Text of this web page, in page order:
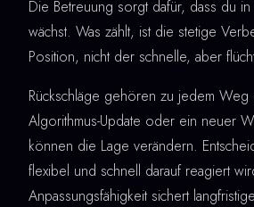
Die Betreuung sorgt dafür, dass du
wächst. Was zählt, ist die stetige
Position, nicht der schnelle, aber
Rückschläge gehören zu jedem Weg
Algorithmus-Update oder ein neuer
können die Lage verändern.
flexibel und schnell darauf reagiert
Anpassungsfähigkeit sichert